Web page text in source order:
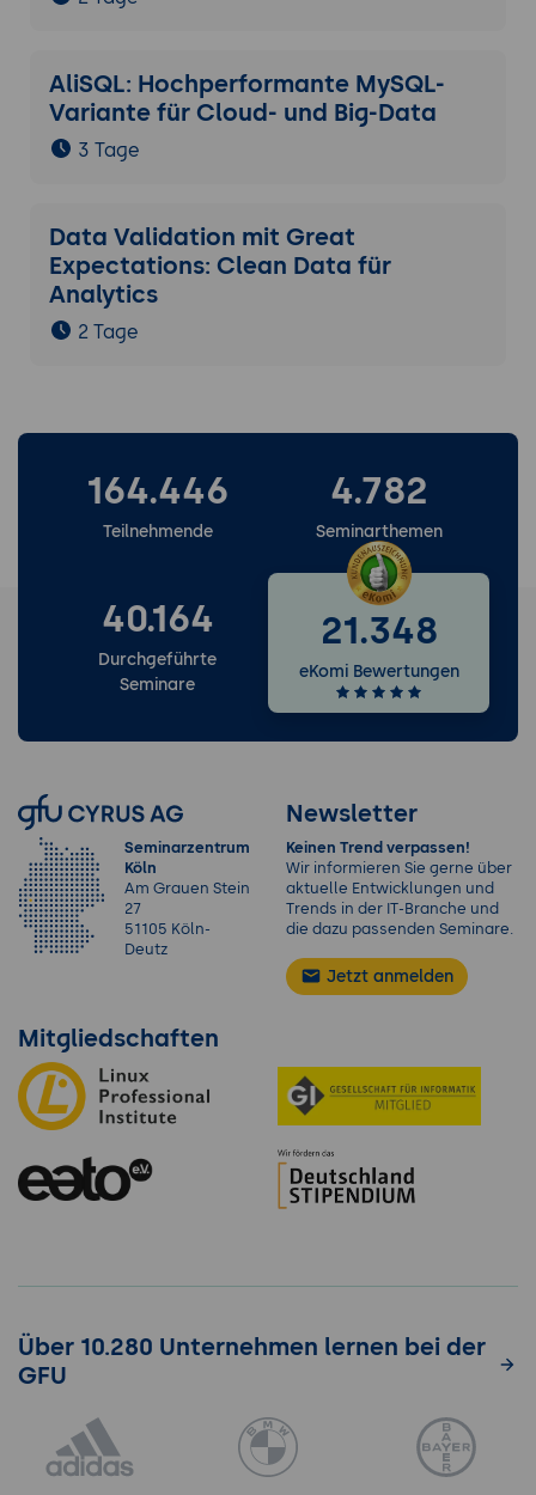
AliSQL: Hochperformante MySQL-
Variante für Cloud- und Big-Data
3 Tage
Data Validation mit Great
Expectations: Clean Data für
Analytics
2 Tage
164.446
Teilnehmende
4.782
Seminarthemen
40.164
Durchgeführte
Seminare
21.348
eKomi Bewertungen
Seminarzentrum
Köln
Am Grauen Stein
27
51105 Köln-
Deutz
Newsletter
Keinen Trend verpassen!
Wir informieren Sie gerne über
aktuelle Entwicklungen und
Trends in der IT-Branche und
die dazu passenden Seminare.
Jetzt anmelden
Mitgliedschaften
Über 10.280 Unternehmen lernen bei der
GFU